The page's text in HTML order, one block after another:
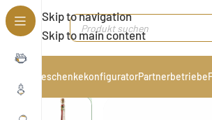
Skip to navigation
Skip to main content
GeschenkekonfiguratorPartnerbetriebe
Getränke & Kaffee